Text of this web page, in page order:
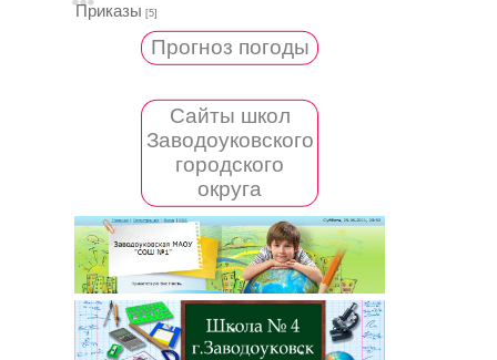
Приказы [5]
Прогноз погоды
Сайты школ
Заводоуковского
городского
округа